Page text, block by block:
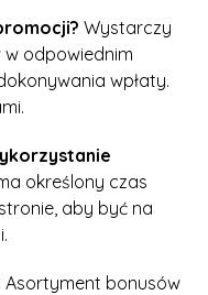
Wystarczy
odpowiednim
wpłaty.
określony czas
aby być na
Asortyment bonusów